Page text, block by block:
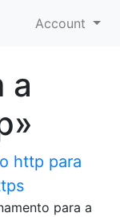
Account
a
http para
para a